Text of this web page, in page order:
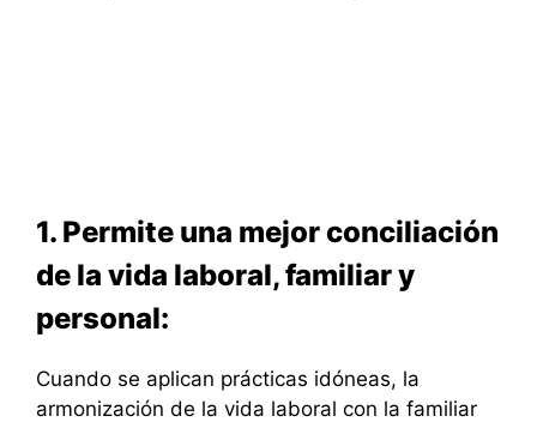
1. Permite una mejor conciliación
de la vida laboral, familiar y
personal:
Cuando se aplican prácticas idóneas, la
armonización de la vida laboral con la familiar